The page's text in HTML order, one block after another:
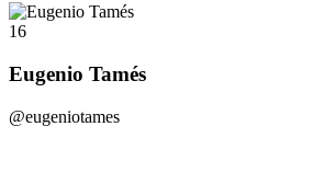
16
Eugenio Tamés
@eugeniotames